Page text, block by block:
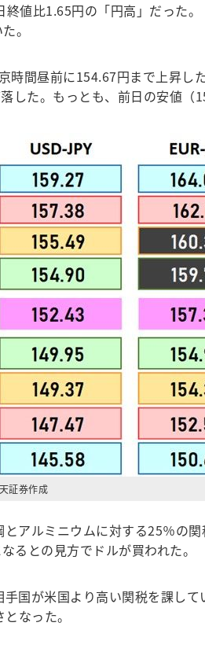
値比1.65円の「円高」だった。
。
間昼前に154.67円まで上昇
た。もっとも、前日の安値（
証券作成
アルミニウムに対する25％の
るとの見方でドルが買われた。
国が米国より高い関税を課し
なった。